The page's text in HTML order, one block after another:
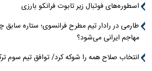
اسطوره‌های فوتبال زیر تابوت فرانکو بارزی
طارمی در رادار تیم مطرح فرانسوی؛ ستاره
مهاجم ایرانی می‌شود؟
انتخاب صلاح همه را شوکه کرد/ توافق تیم سوم